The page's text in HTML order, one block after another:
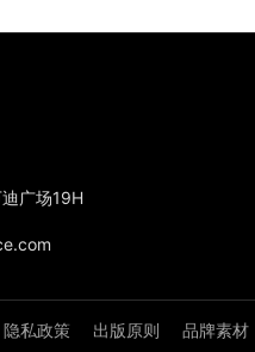
隐私政策 出版原则 品牌素材
广场19H